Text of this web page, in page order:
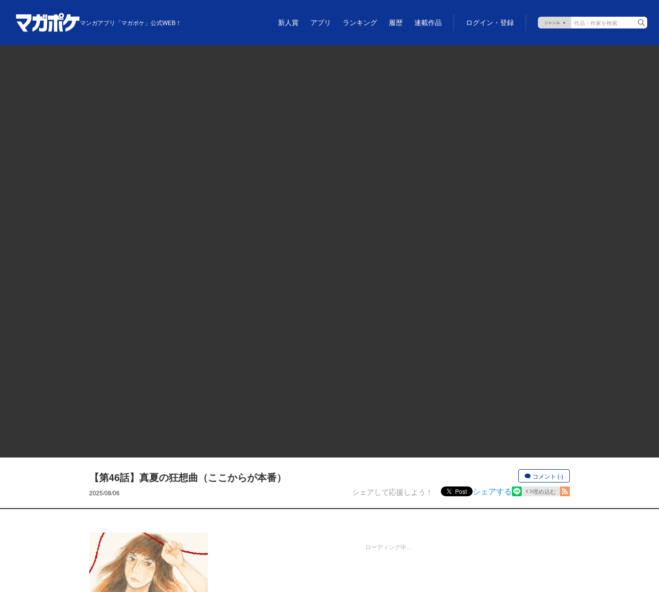
マンガアプリ「マガポケ」公式WEB！ 新人賞 アプリ ランキング 履歴 連載作品 ログイン・登録
【第46話】真夏の狂想曲（ここからが本番）
2025/08/06
コメント (-)
シェアして応援しよう！ Post シェアする 埋め込む
ローディング中…